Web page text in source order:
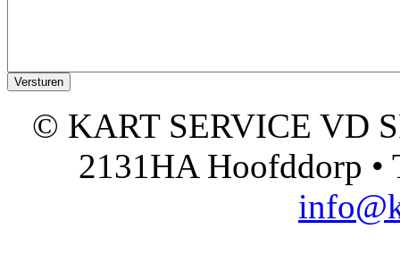
© KART SERVICE VD
2131HA Hoofddorp •